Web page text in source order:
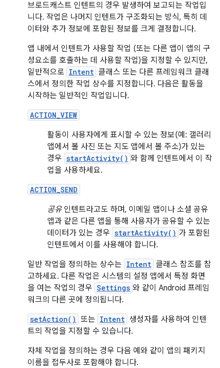
브로드캐스트 인텐트의 경우 발생하여 보고되는 작업입
니다. 작업은 나머지 인텐트가 구조화되는 방식, 특히 데
이터와 추가 정보에 포함된 정보를 크게 결정합니다.
앱 내에서 인텐트가 사용할 작업 (또는 다른 앱이 앱의 구
성요소를 호출하는 데 사용할 작업)을 지정할 수 있지만,
일반적으로 Intent 클래스 또는 다른 프레임워크 클래
스에서 정의한 작업 상수를 지정합니다. 다음은 활동을
시작하는 일반적인 작업입니다.
ACTION_VIEW
활동이 사용자에게 표시할 수 있는 정보(예: 갤러리
앱에서 볼 사진 또는 지도 앱에서 볼 주소)가 있는
경우 startActivity() 와 함께 인텐트에서 이 작
업을 사용하세요.
ACTION_SEND
공유 인텐트라고도 하며, 이메일 앱이나 소셜 공유
앱과 같은 다른 앱을 통해 사용자가 공유할 수 있는
데이터가 있는 경우 startActivity() 가 포함된
인텐트에서 이를 사용해야 합니다.
일반 작업을 정의하는 상수는 Intent 클래스 참조를 참
고하세요. 다른 작업은 시스템의 설정 앱에서 특정 화면
을 여는 작업의 경우 Settings 와 같이 Android 프레임
워크의 다른 곳에 정의됩니다.
setAction() 또는 Intent 생성자를 사용하여 인텐
트의 작업을 지정할 수 있습니다.
자체 작업을 정의하는 경우 다음 예와 같이 앱의 패키지
이름을 접두사로 포함해야 합니다.